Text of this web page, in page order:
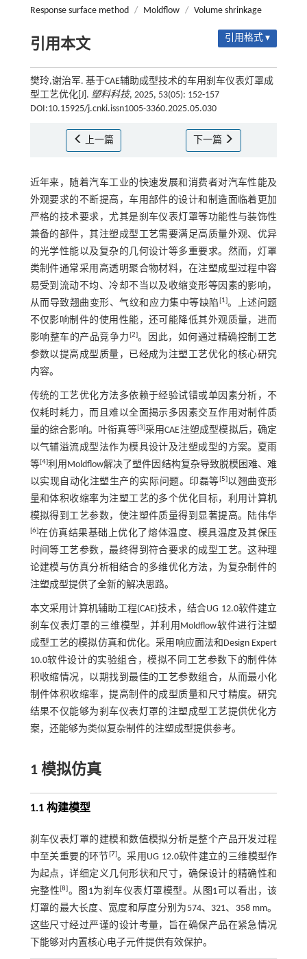
Response surface method / Moldflow / Volume shrinkage
引用本文 引用格式 ▾
樊玲,谢治军. 基于CAE辅助成型技术的车用刹车仪表灯罩成
型工艺优化[J]. 塑料科技, 2025, 53(05): 152-157
DOI:10.15925/j.cnki.issn1005-3360.2025.05.030
上一篇 下一篇
近年来，随着汽车工业的快速发展和消费者对汽车性能及
外观要求的不断提高，车用部件的设计和制造面临着更加
严格的技术要求，尤其是刹车仪表灯罩等功能性与装饰性
兼备的部件，其注塑成型工艺需要满足高质量外观、优异
的光学性能以及复杂的几何设计等多重要求。然而，灯罩
类制件通常采用高透明聚合物材料，在注塑成型过程中容
易受到流动不均、冷却不当以及收缩变形等因素的影响，
从而导致翘曲变形、气纹和应力集中等缺陷 [1]。上述问题
不仅影响制件的使用性能，还可能降低其外观质量，进而
影响整车的产品竞争力 [2]。因此，如何通过精确控制工艺
参数以提高成型质量，已经成为注塑工艺优化的核心研究
内容。
传统的工艺优化方法多依赖于经验试错或单因素分析，不
仅耗时耗力，而且难以全面揭示多因素交互作用对制件质
量的综合影响。叶衔真等[3]采用CAE注塑成型模拟后，确定
以气辅溢流成型法作为模具设计及注塑成型的方案。夏雨
等[4]利用Moldflow解决了塑件因结构复杂导致脱模困难、难
以实现自动化注塑生产的实际问题。印磊等[5]以翘曲变形
量和体积收缩率为注塑工艺的多个优化目标，利用计算机
模拟得到工艺参数，使注塑件质量得到显著提高。陆伟华
[6]在仿真结果基础上优化了熔体温度、模具温度及其保压
时间等工艺参数，最终得到符合要求的成型工艺。这种理
论建模与仿真分析相结合的多维优化方法，为复杂制件的
注塑成型提供了全新的解决思路。
本文采用计算机辅助工程(CAE)技术，结合UG 12.0软件建立
刹车仪表灯罩的三维模型，并利用Moldflow软件进行注塑
成型工艺的模拟仿真和优化。采用响应面法和Design Expert
10.0软件设计的实验组合，模拟不同工艺参数下的制件体
积收缩情况，以期找到最佳的工艺参数组合，从而最小化
制件体积收缩率，提高制件的成型质量和尺寸精度。研究
结果不仅能够为刹车仪表灯罩的注塑成型工艺提供优化方
案，还能够为类似复杂制件的注塑成型提供参考。
1 模拟仿真
1.1 构建模型
刹车仪表灯罩的建模和数值模拟分析是整个产品开发过程
中至关重要的环节 [7]。采用UG 12.0软件建立的三维模型作
为起点，详细定义几何形状和尺寸，确保设计的精确性和
完整性[8]。 图1为刹车仪表灯罩模型。从 图1 可以看出，该
灯罩的最大长度、宽度和厚度分别为574、321、358 mm。
这些尺寸经过严谨的设计考量，旨在确保产品在紧急情况
下能够对内置核心电子元件提供有效保护。